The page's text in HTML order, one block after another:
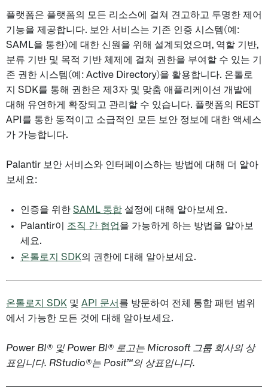
플랫폼은 플랫폼의 모든 리소스에 걸쳐 견고하고 투명한 제어
기능을 제공합니다. 보안 서비스는 기존 인증 시스템(예:
SAML을 통한)에 대한 신원을 위해 설계되었으며, 역할 기반,
분류 기반 및 목적 기반 체제에 걸쳐 권한을 부여할 수 있는 기
존 권한 시스템(예: Active Directory)을 활용합니다. 온톨로
지 SDK를 통해 권한은 제3자 및 맞춤 애플리케이션 개발에
대해 유연하게 확장되고 관리할 수 있습니다. 플랫폼의 REST
API를 통한 동적이고 소급적인 모든 보안 정보에 대한 액세스
가 가능합니다.
Palantir 보안 서비스와 인터페이스하는 방법에 대해 더 알아
보세요:
인증을 위한 SAML 통합 설정에 대해 알아보세요.
Palantir이 조직 간 협업을 가능하게 하는 방법을 알아보
세요.
온톨로지 SDK의 권한에 대해 알아보세요.
온톨로지 SDK 및 API 문서 를 방문하여 전체 통합 패턴 범위
에서 가능한 모든 것에 대해 알아보세요.
Power BI® 및 Power BI® 로고는 Microsoft 그룹 회사의 상
표입니다. RStudio®는 Posit™의 상표입니다.